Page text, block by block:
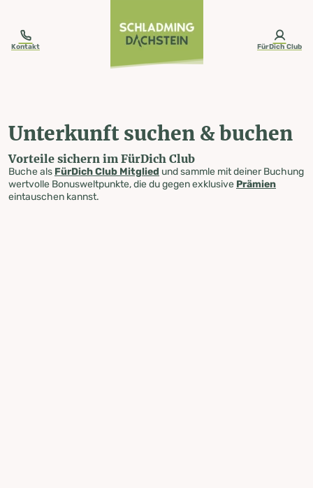
Kontakt FürDich Club
Unterkunft suchen & buchen
Vorteile sichern im FürDich Club
Buche als FürDich Club Mitglied und sammle mit deiner Buchung
wertvolle Bonusweltpunkte, die du gegen exklusive Prämien
eintauschen kannst.